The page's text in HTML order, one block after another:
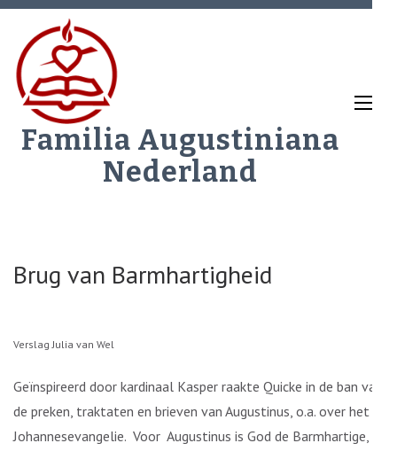
Ga
inhoud
(Druk
enter)
Familia Augustiniana
Nederland
Brug van Barmhartigheid
Verslag Julia van Wel
Geïnspireerd door kardinaal Kasper raakte Quicke in de ban van
de preken, traktaten en brieven van Augustinus, o.a. over het
Johannesevangelie. Voor Augustinus is God de Barmhartige,